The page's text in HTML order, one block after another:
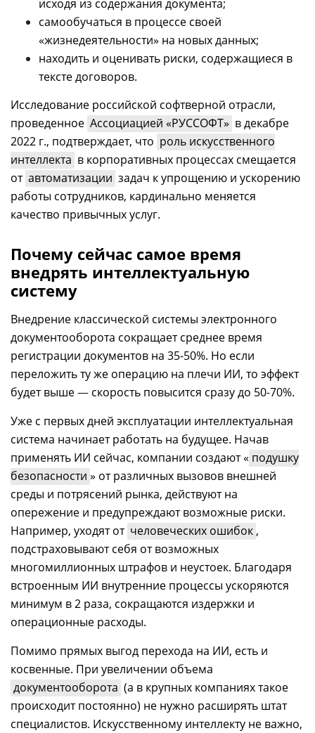
исходя из содержания документа;
самообучаться в процессе своей
«жизнедеятельности» на новых данных;
находить и оценивать риски, содержащиеся в
тексте договоров.
Исследование российской софтверной отрасли,
проведенное Ассоциацией «РУССОФТ» в декабре
2022 г., подтверждает, что роль искусственного
интеллекта в корпоративных процессах смещается
от автоматизации задач к упрощению и ускорению
работы сотрудников, кардинально меняется
качество привычных услуг.
Почему сейчас самое время
внедрять интеллектуальную
систему
Внедрение классической системы электронного
документооборота сокращает среднее время
регистрации документов на 35-50%. Но если
переложить ту же операцию на плечи ИИ, то эффект
будет выше— скорость повысится сразу до 50-70%.
Уже с первых дней эксплуатации интеллектуальная
система начинает работать на будущее. Начав
применять ИИ сейчас, компании создают « подушку
безопасности » от различных вызовов внешней
среды и потрясений рынка, действуют на
опережение и предупреждают возможные риски.
Например, уходят от человеческих ошибок ,
подстраховывают себя от возможных
многомиллионных штрафов и неустоек. Благодаря
встроенным ИИ внутренние процессы ускоряются
минимум в 2 раза, сокращаются издержки и
операционные расходы.
Помимо прямых выгод перехода на ИИ, есть и
косвенные. При увеличении объема
документооборота (а в крупных компаниях такое
происходит постоянно) не нужно расширять штат
специалистов. Искусственному интеллекту не важно,